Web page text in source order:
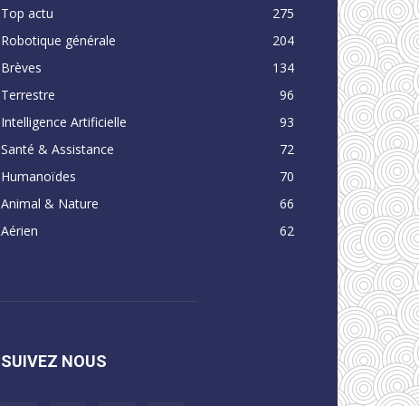
Top actu
275
Robotique générale
204
Brèves
134
Terrestre
96
Intelligence Artificielle
93
Santé & Assistance
72
Humanoïdes
70
Animal & Nature
66
Aérien
62
SUIVEZ NOUS